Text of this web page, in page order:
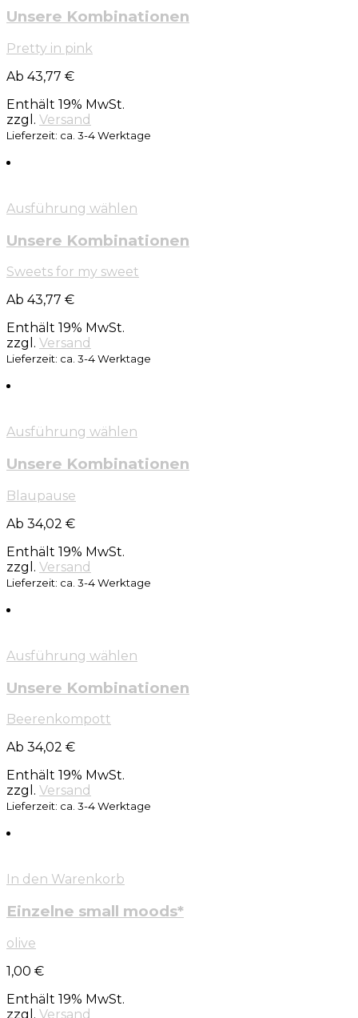
Unsere Kombinationen
Pretty in pink
Ab 43,77 €
Enthält 19% MwSt.
zzgl. Versand
Lieferzeit: ca. 3-4 Werktage
Ausführung wählen
Unsere Kombinationen
Sweets for my sweet
Ab 43,77 €
Enthält 19% MwSt.
zzgl. Versand
Lieferzeit: ca. 3-4 Werktage
Ausführung wählen
Unsere Kombinationen
Blaupause
Ab 34,02 €
Enthält 19% MwSt.
zzgl. Versand
Lieferzeit: ca. 3-4 Werktage
Ausführung wählen
Unsere Kombinationen
Beerenkompott
Ab 34,02 €
Enthält 19% MwSt.
zzgl. Versand
Lieferzeit: ca. 3-4 Werktage
In den Warenkorb
Einzelne small moods*
olive
1,00 €
Enthält 19% MwSt.
zzgl. Versand